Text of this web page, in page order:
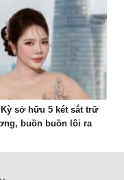
Kỳ sở hữu 5 két sắt trữ
buồn buồn lôi ra